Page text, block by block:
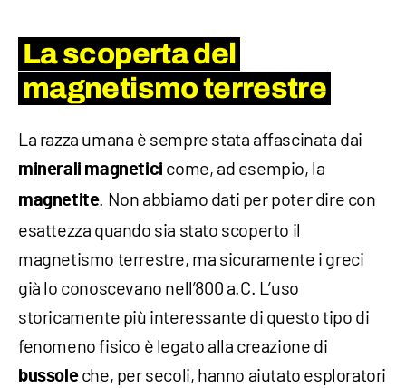
La scoperta del
magnetismo terrestre
La razza umana è sempre stata affascinata dai
minerali magnetici come, ad esempio, la
magnetite. Non abbiamo dati per poter dire con
esattezza quando sia stato scoperto il
magnetismo terrestre, ma sicuramente i greci
già lo conoscevano nell’800 a.C. L’uso
storicamente più interessante di questo tipo di
fenomeno fisico è legato alla creazione di
bussoleche, per secoli, hanno aiutato esploratori